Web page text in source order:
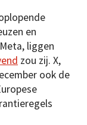
en
liggen
zou zij. X,
ook de